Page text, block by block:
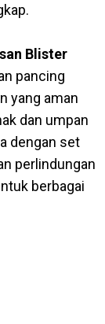
Blister
pancing
yang aman
dan umpan
dengan set
perlindungan
berbagai